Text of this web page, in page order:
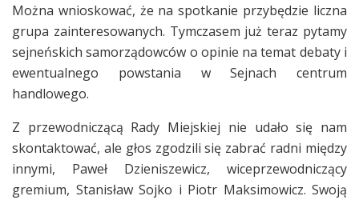
Można wnioskować, że na spotkanie przybędzie liczna
grupa zainteresowanych. Tymczasem już teraz pytamy
sejneńskich samorządowców o opinie na temat debaty i
ewentualnego powstania w Sejnach centrum
handlowego.
Z przewodniczącą Rady Miejskiej nie udało się nam
skontaktować, ale głos zgodzili się zabrać radni między
innymi, Paweł Dzieniszewicz, wiceprzewodniczący
gremium, Stanisław Sojko i Piotr Maksimowicz. Swoją